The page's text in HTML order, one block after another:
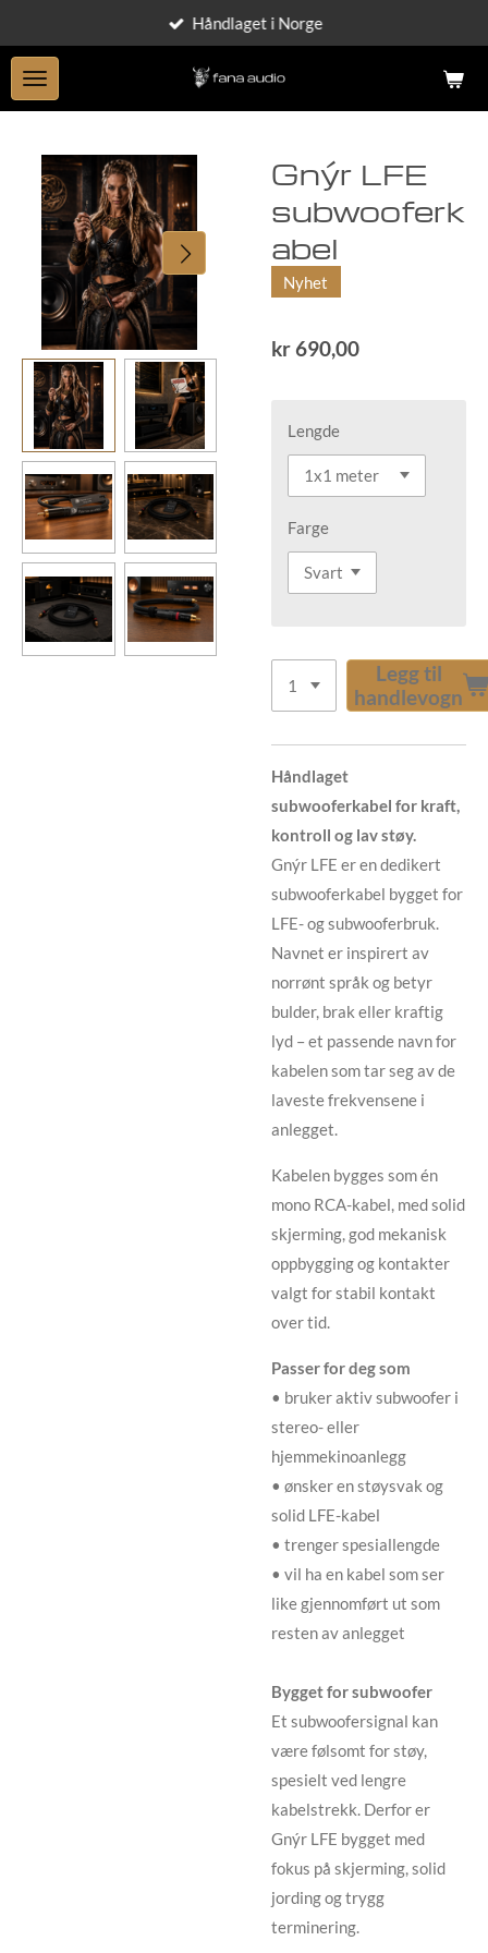
til
hovedinnhold
Håndlaget i Norge
Gnýr LFE
subwooferk
abel
Nyhet
kr 690,00
Lengde
Farge
Legg til
handlevogn
Håndlaget
subwooferkabel for kraft,
kontroll og lav støy.
Gnýr LFE er en dedikert
subwooferkabel bygget for
LFE- og subwooferbruk.
Navnet er inspirert av
norrønt språk og betyr
bulder, brak eller kraftig
lyd – et passende navn for
kabelen som tar seg av de
laveste frekvensene i
anlegget.
Kabelen bygges som én
mono RCA-kabel, med solid
skjerming, god mekanisk
oppbygging og kontakter
valgt for stabil kontakt
over tid.
Passer for deg som
• bruker aktiv subwoofer i
stereo- eller
hjemmekinoanlegg
• ønsker en støysvak og
solid LFE-kabel
• trenger spesiallengde
• vil ha en kabel som ser
like gjennomført ut som
resten av anlegget
Bygget for subwoofer
Et subwoofersignal kan
være følsomt for støy,
spesielt ved lengre
kabelstrekk. Derfor er
Gnýr LFE bygget med
fokus på skjerming, solid
jording og trygg
terminering.